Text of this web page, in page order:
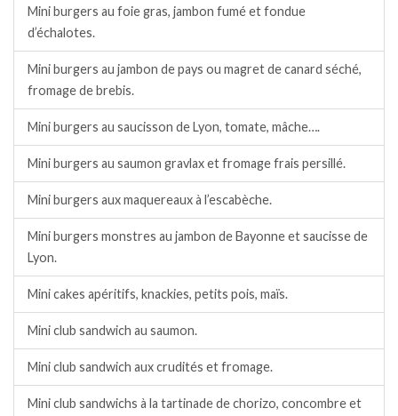
Mini burgers au foie gras, jambon fumé et fondue
d’échalotes.
Mini burgers au jambon de pays ou magret de canard séché,
fromage de brebis.
Mini burgers au saucisson de Lyon, tomate, mâche….
Mini burgers au saumon gravlax et fromage frais persillé.
Mini burgers aux maquereaux à l’escabèche.
Mini burgers monstres au jambon de Bayonne et saucisse de
Lyon.
Mini cakes apéritifs, knackies, petits pois, maïs.
Mini club sandwich au saumon.
Mini club sandwich aux crudités et fromage.
Mini club sandwichs à la tartinade de chorizo, concombre et